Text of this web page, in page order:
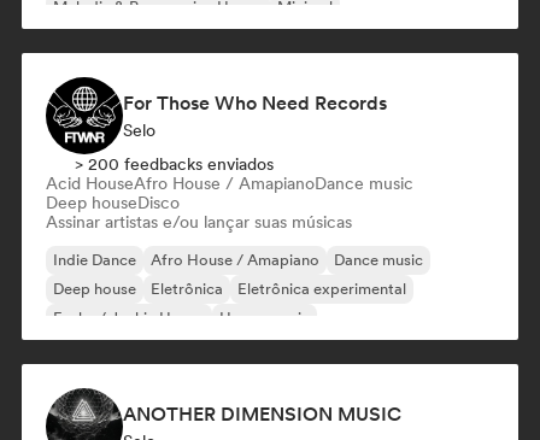
Melodic & Progressive House
Minimal
For Those Who Need Records
Selo
> 200 feedbacks enviados
Acid HouseAfro House / AmapianoDance music
Deep houseDisco
Assinar artistas e/ou lançar suas músicas
Indie Dance Afro House / Amapiano
Dance music
Deep house
Eletrônica
Eletrônica experimental
Funky / Jackin House
House music
ANOTHER DIMENSION MUSIC